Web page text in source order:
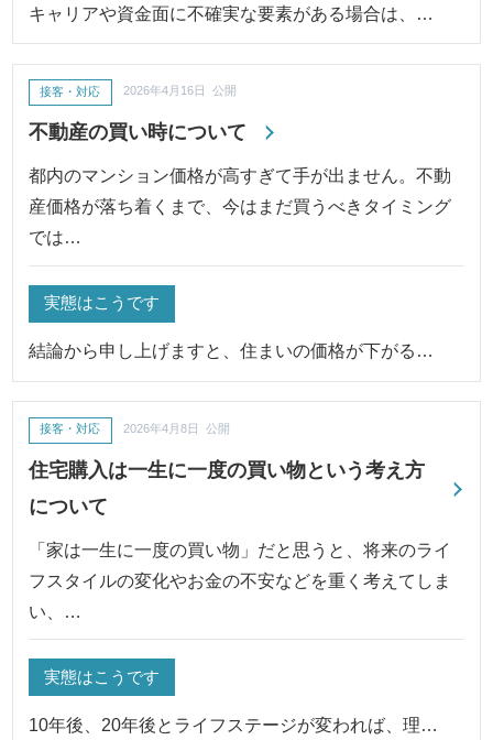
キャリアや資金面に不確実な要素がある場合は、…
不動産の買い時について
接客・対応 2026年4月16日 公開
都内のマンション価格が高すぎて手が出ません。不動
産価格が落ち着くまで、今はまだ買うべきタイミング
では…
実態はこうです
結論から申し上げますと、住まいの価格が下がる…
住宅購入は一生に一度の買い物という考え方
について
接客・対応 2026年4月8日 公開
「家は一生に一度の買い物」だと思うと、将来のライ
フスタイルの変化やお金の不安などを重く考えてしま
い、…
実態はこうです
10年後、20年後とライフステージが変われば、理…